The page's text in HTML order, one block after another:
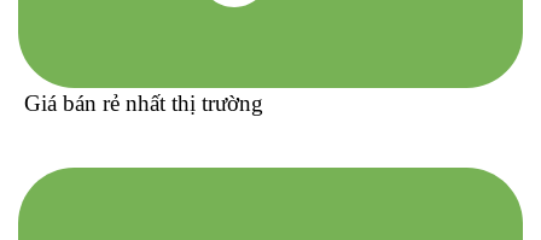
Giá bán rẻ nhất thị trường